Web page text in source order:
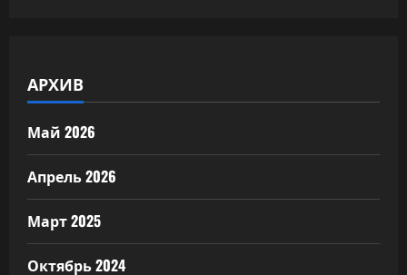
АРХИВ
Май 2026
Апрель 2026
Март 2025
Октябрь 2024